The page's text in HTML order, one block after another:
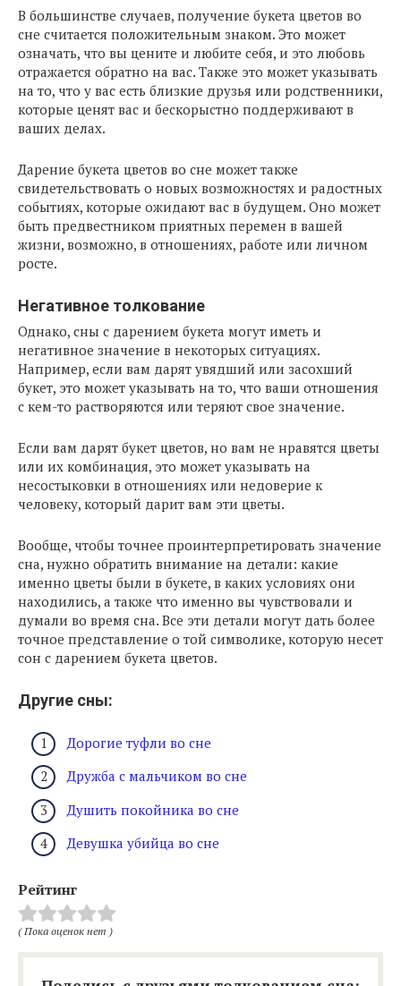
В большинстве случаев, получение букета цветов во
сне считается положительным знаком. Это может
означать, что вы цените и любите себя, и это любовь
отражается обратно на вас. Также это может указывать
на то, что у вас есть близкие друзья или родственники,
которые ценят вас и бескорыстно поддерживают в
ваших делах.
Дарение букета цветов во сне может также
свидетельствовать о новых возможностях и радостных
событиях, которые ожидают вас в будущем. Оно может
быть предвестником приятных перемен в вашей
жизни, возможно, в отношениях, работе или личном
росте.
Негативное толкование
Однако, сны с дарением букета могут иметь и
негативное значение в некоторых ситуациях.
Например, если вам дарят увядший или засохший
букет, это может указывать на то, что ваши отношения
с кем-то растворяются или теряют свое значение.
Если вам дарят букет цветов, но вам не нравятся цветы
или их комбинация, это может указывать на
несостыковки в отношениях или недоверие к
человеку, который дарит вам эти цветы.
Вообще, чтобы точнее проинтерпретировать значение
сна, нужно обратить внимание на детали: какие
именно цветы были в букете, в каких условиях они
находились, а также что именно вы чувствовали и
думали во время сна. Все эти детали могут дать более
точное представление о той символике, которую несет
сон с дарением букета цветов.
Другие сны:
Дорогие туфли во сне
Дружба с мальчиком во сне
Душить покойника во сне
Девушка убийца во сне
Рейтинг
( Пока оценок нет )